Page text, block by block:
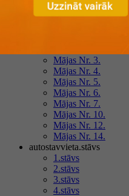
Dzīvokļu izvērstā meklēšana
Mājas Nr. 3.
Mājas Nr. 4.
Mājas Nr. 5.
Mājas Nr. 6.
Mājas Nr. 7.
Mājas Nr. 10.
Mājas Nr. 12.
Mājas Nr. 14.
autostavvieta.stāvs
1.stāvs
2.stāvs
3.stāvs
4.stāvs